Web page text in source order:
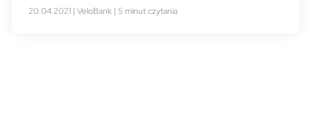
20.04.2021 | VeloBank | 5 minut czytania